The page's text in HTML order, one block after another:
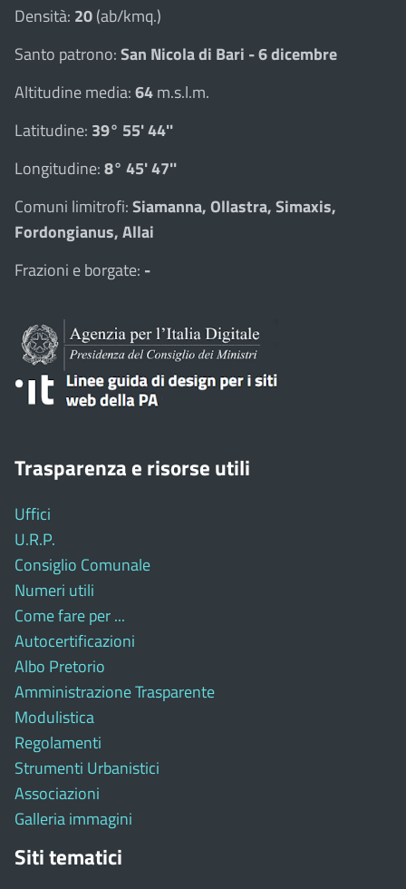
Densità: 20(ab/kmq.)
Santo patrono:San Nicola di Bari - 6 dicembre
Altitudine media:64m.s.l.m.
Latitudine: 39° 55' 44''
Longitudine:8° 45' 47''
Comuni limitrofi:Siamanna, Ollastra, Simaxis,
Fordongianus, Allai
Frazioni e borgate: -
Trasparenza e risorse utili
Uffici
U.R.P.
Consiglio Comunale
Numeri utili
Come fare per ...
Autocertificazioni
Albo Pretorio
Amministrazione Trasparente
Modulistica
Regolamenti
Strumenti Urbanistici
Associazioni
Galleria immagini
Siti tematici